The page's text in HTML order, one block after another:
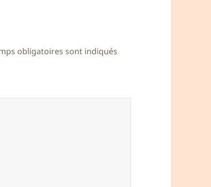
obligatoires sont indiqués